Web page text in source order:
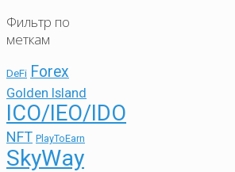
Фильтр по
меткам
DeFi Forex
Golden Island
ICO/IEO/IDO
NFT PlayToEarn
SkyWay